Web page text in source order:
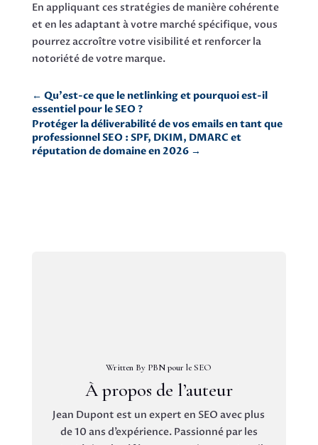
En appliquant ces stratégies de manière cohérente
et en les adaptant à votre marché spécifique, vous
pourrez accroître votre visibilité et renforcer la
notoriété de votre marque.
← Qu'est-ce que le netlinking et pourquoi est-il
essentiel pour le SEO ?
Protéger la déliverabilité de vos emails en tant que
professionnel SEO : SPF, DKIM, DMARC et
réputation de domaine en 2026→
Written By PBN pour le SEO
À propos de l’auteur
Jean Dupont est un expert en SEO avec plus
de 10 ans d’expérience. Passionné par les